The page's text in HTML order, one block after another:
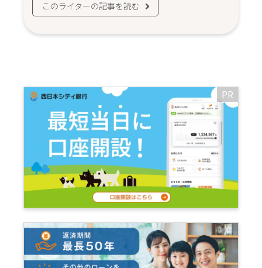
このライターの記事を読む
PR